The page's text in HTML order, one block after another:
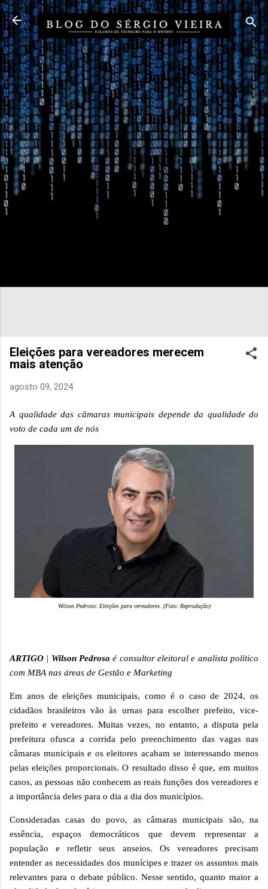
Pular para o conteúdo principal
Eleições para vereadores merecem
mais atenção
agosto 09, 2024
A qualidade das câmaras municipais depende da qualidade do
voto de cada um de nós
Wilson Pedroso: Eleições para vereadores. (Foto: Reprodução)
ARTIGO | Wilson Pedroso é consultor eleitoral e analista político
com MBA nas áreas de Gestão e Marketing
Em anos de eleições municipais, como é o caso de 2024, os
cidadãos brasileiros vão às urnas para escolher prefeito, vice-
prefeito e vereadores. Muitas vezes, no entanto, a disputa pela
prefeitura ofusca a corrida pelo preenchimento das vagas nas
câmaras municipais e os eleitores acabam se interessando menos
pelas eleições proporcionais. O resultado disso é que, em muitos
casos, as pessoas não conhecem as reais funções dos vereadores e
a importância deles para o dia a dia dos municípios.
Consideradas casas do povo, as câmaras municipais são, na
essência, espaços democráticos que devem representar a
população e refletir seus anseios. Os vereadores precisam
entender as necessidades dos munícipes e trazer os assuntos mais
relevantes para o debate público. Nesse sentido, quanto maior a